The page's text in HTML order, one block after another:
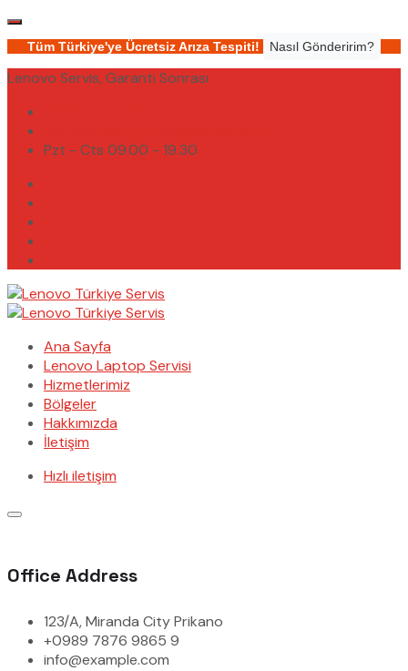
Tüm Türkiye'ye Ücretsiz Arıza Tespiti! Nasıl Gönderirim?
Lenovo Servis, Garanti Sonrası
Pzt - Cts 09.00 - 19.30
Ana Sayfa
Lenovo Laptop Servisi
Hizmetlerimiz
Bölgeler
Hakkımızda
İletişim
Hızlı iletişim
Office Address
123/A, Miranda City Prikano
+0989 7876 9865 9
info@example.com